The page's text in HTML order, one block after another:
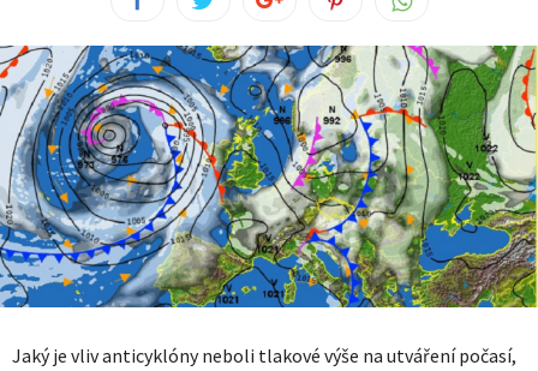
Jaký je vliv anticyklóny neboli tlakové výše na utváření počasí,